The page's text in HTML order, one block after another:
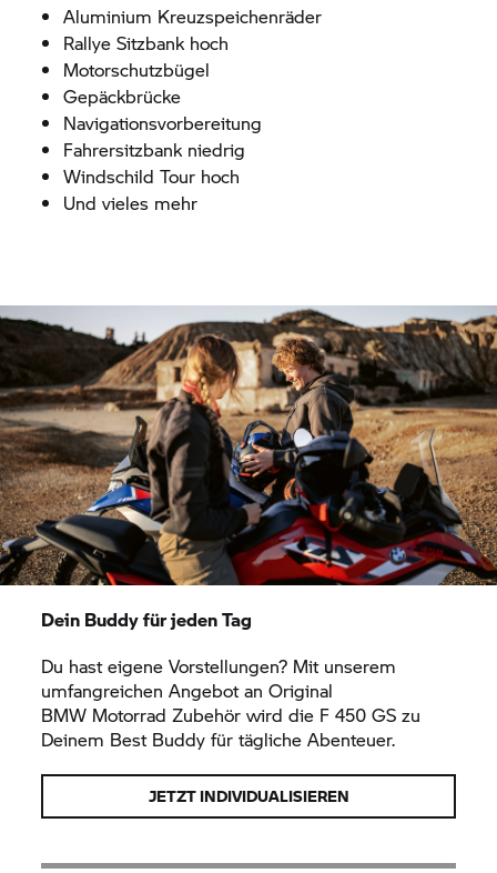
Aluminium Kreuzspeichenräder
Rallye Sitzbank hoch
Motorschutzbügel
Gepäckbrücke
Navigationsvorbereitung
Fahrersitzbank niedrig
Windschild Tour hoch
Und vieles mehr
Dein Buddy für jeden Tag
Du hast eigene Vorstellungen? Mit unserem
umfangreichen Angebot an Original
BMW Motorrad Zubehör wird die F 450 GS zu
Deinem Best Buddy für tägliche Abenteuer.
JETZT INDIVIDUALISIEREN